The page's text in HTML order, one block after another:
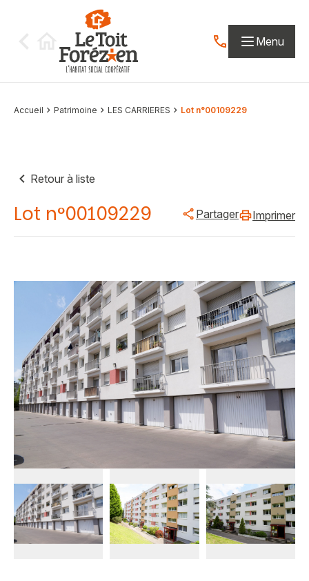
Contactez-nous
Menu
Accueil Patrimoine LES CARRIERES Lot n°00109229
Retour à liste
Lot n°00109229 Partager Imprimer